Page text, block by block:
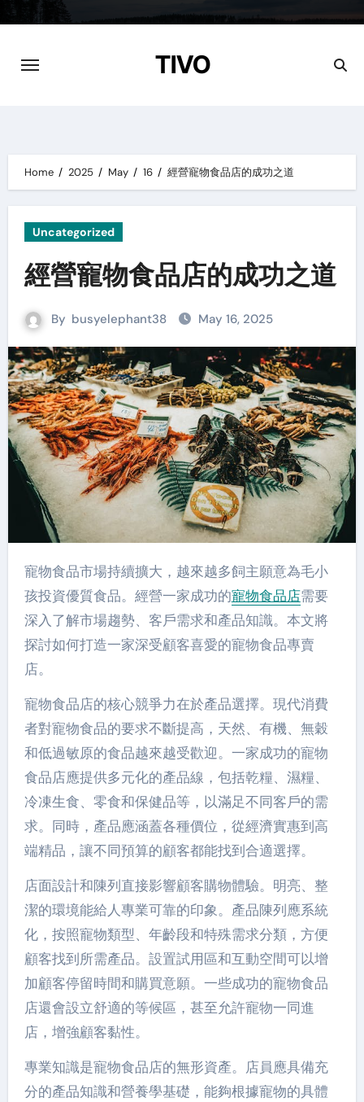
content
TIVO
Home 2025 May 16 經營寵物食品店的成功之道
Uncategorized
經營寵物食品店的成功之道
By busyelephant38 May 16, 2025
寵物食品市場持續擴大，越來越多飼主願意為毛小
孩投資優質食品。經營一家成功的寵物食品店需要
深入了解市場趨勢、客戶需求和產品知識。本文將
探討如何打造一家深受顧客喜愛的寵物食品專賣
店。
寵物食品店的核心競爭力在於產品選擇。現代消費
者對寵物食品的要求不斷提高，天然、有機、無穀
和低過敏原的食品越來越受歡迎。一家成功的寵物
食品店應提供多元化的產品線，包括乾糧、濕糧、
冷凍生食、零食和保健品等，以滿足不同客戶的需
求。同時，產品應涵蓋各種價位，從經濟實惠到高
端精品，讓不同預算的顧客都能找到合適選擇。
店面設計和陳列直接影響顧客購物體驗。明亮、整
潔的環境能給人專業可靠的印象。產品陳列應系統
化，按照寵物類型、年齡段和特殊需求分類，方便
顧客找到所需產品。設置試用區和互動空間可以增
加顧客停留時間和購買意願。一些成功的寵物食品
店還會設立舒適的等候區，甚至允許寵物一同進
店，增強顧客黏性。
專業知識是寵物食品店的無形資產。店員應具備充
分的產品知識和營養學基礎，能夠根據寵物的具體